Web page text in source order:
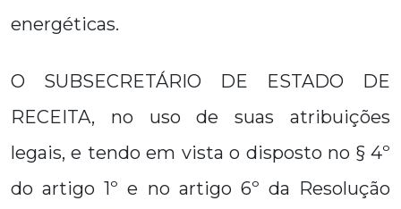
energéticas.
O SUBSECRETÁRIO DE ESTADO DE
RECEITA, no uso de suas atribuições
legais, e tendo em vista o disposto no § 4º
do artigo 1º e no artigo 6º da Resolução